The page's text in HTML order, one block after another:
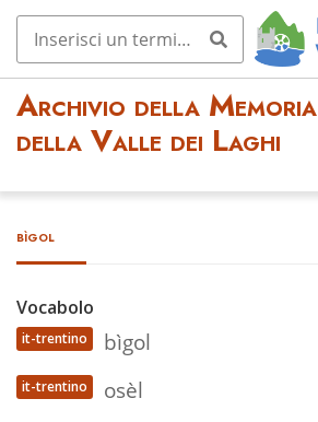
Archivio della Memoria
della Valle dei Laghi
bìgol
Vocabolo
it-trentino bìgol
it-trentino osèl